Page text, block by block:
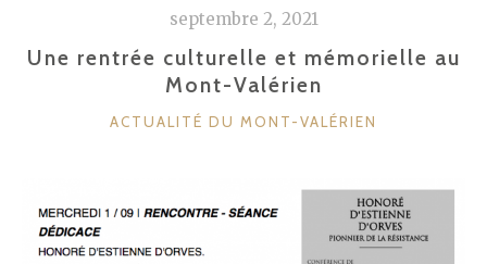
septembre 2, 2021
Une rentrée culturelle et mémorielle au
Mont-Valérien
CATÉGORIES
ACTUALITÉ DU MONT-VALÉRIEN